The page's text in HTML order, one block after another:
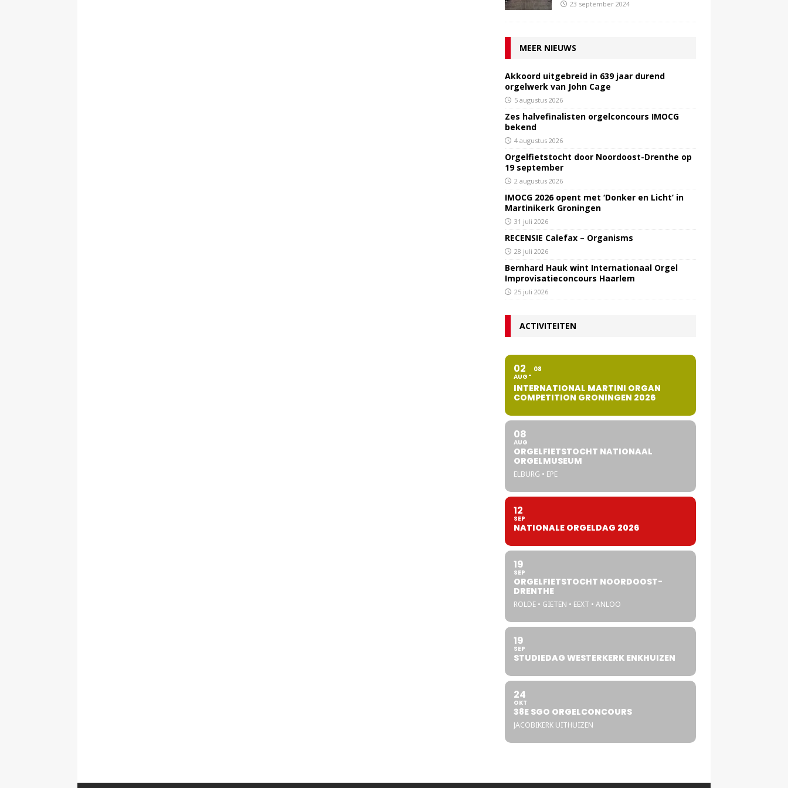
23 september 2024
MEER NIEUWS
Akkoord uitgebreid in 639 jaar durend
orgelwerk van John Cage
5 augustus 2026
Zes halvefinalisten orgelconcours IMOCG
bekend
4 augustus 2026
Orgelfietstocht door Noordoost-Drenthe op
19 september
2 augustus 2026
IMOCG 2026 opent met ‘Donker en Licht’ in
Martinikerk Groningen
31 juli 2026
RECENSIE Calefax – Organisms
28 juli 2026
Bernhard Hauk wint Internationaal Orgel
Improvisatieconcours Haarlem
25 juli 2026
ACTIVITEITEN
02
AUG
08
INTERNATIONAL MARTINI ORGAN
COMPETITION GRONINGEN 2026
08
AUG
ORGELFIETSTOCHT NATIONAAL
ORGELMUSEUM
ELBURG • EPE
12
SEP
NATIONALE ORGELDAG 2026
19
SEP
ORGELFIETSTOCHT NOORDOOST-
DRENTHE
ROLDE • GIETEN • EEXT • ANLOO
19
SEP
STUDIEDAG WESTERKERK ENKHUIZEN
24
OKT
38E SGO ORGELCONCOURS
JACOBIKERK UITHUIZEN